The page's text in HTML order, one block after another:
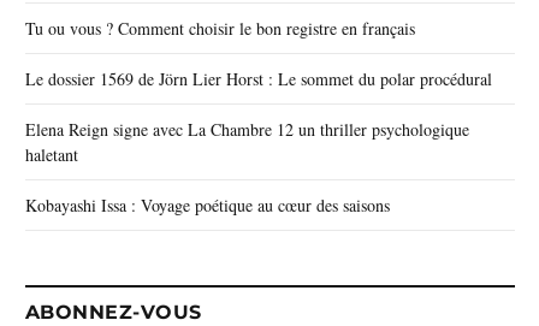
Tu ou vous ? Comment choisir le bon registre en français
Le dossier 1569 de Jörn Lier Horst : Le sommet du polar procédural
Elena Reign signe avec La Chambre 12 un thriller psychologique
haletant
Kobayashi Issa : Voyage poétique au cœur des saisons
ABONNEZ-VOUS